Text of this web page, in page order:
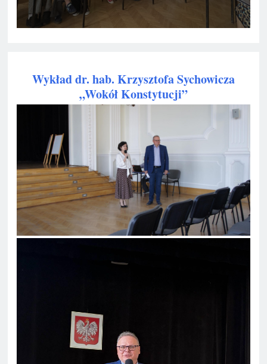
Wykład dr. hab. Krzysztofa Sychowicza
„Wokół Konstytucji”